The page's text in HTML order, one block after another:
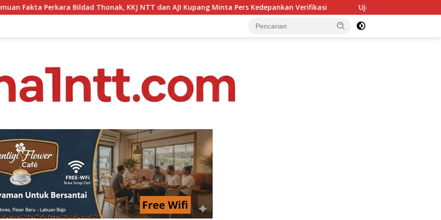
KKJ NTT dan AJI Kupang Minta Pers Kedepankan Verifikasi Uji Profesionalisme Polsek Dampek, LBH Nusa